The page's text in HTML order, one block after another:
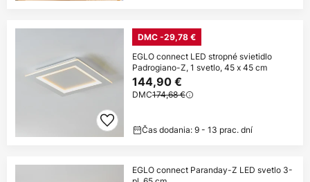
DMC -29,78 €
EGLO connect LED stropné svietidlo
Padrogiano-Z, 1 svetlo, 45 x 45 cm
144,90 €
DMC174,68 €
Čas dodania: 9 - 13 prac. dní
EGLO connect Paranday-Z LED svetlo 3-